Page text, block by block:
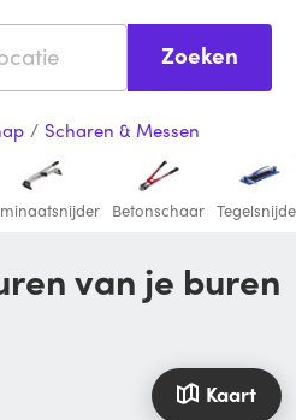
Zoeken
/ Scharen & Messen
Betonschaar
Kaart